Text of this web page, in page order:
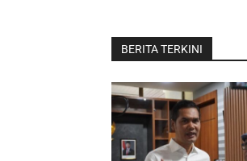
BERITA TERKINI